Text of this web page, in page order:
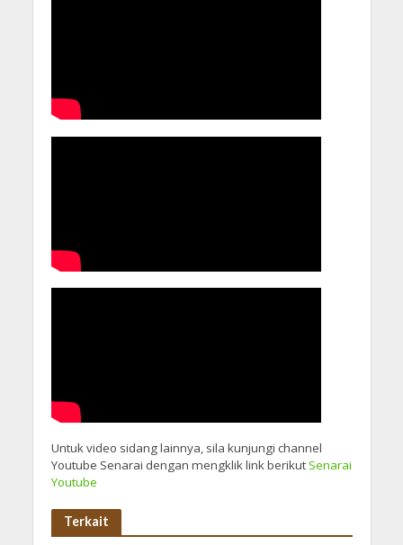
Untuk video sidang lainnya, sila kunjungi channel
Youtube Senarai dengan mengklik link berikutSenarai
Youtube
Terkait